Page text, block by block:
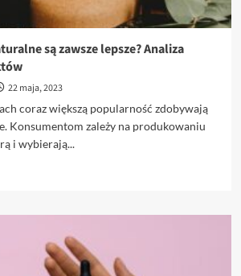
są zawsze lepsze? Analiza
22 maja, 2023
coraz większą popularność zdobywają
Konsumentom zależy na produkowaniu
i wybierają...